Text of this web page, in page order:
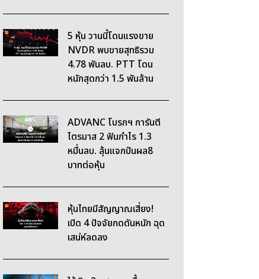
5 หุ้น วานนี้โดนแรงขาย
NVDR พบขายสุทธิรวม
4.78 พันลบ. PTT โดน
หนักสุดกว่า 1.5 พันล้าน
ADVANC โบรกฯ การันตี
ไตรมาส 2 ฟันกำไร 1.3
หมื่นลบ. ลุ้นแจกปันผล8
บาทต่อหุ้น
หุ้นไทยมีสัญญาณเสี่ยง!
เปิด 4 ปัจจัยกดดันหนัก ฉุด
เสน่ห์ลดลง